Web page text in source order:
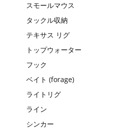
スモールマウス
タックル収納
テキサス リグ
トップウォーター
フック
ベイト (forage)
ライトリグ
ライン
シンカー